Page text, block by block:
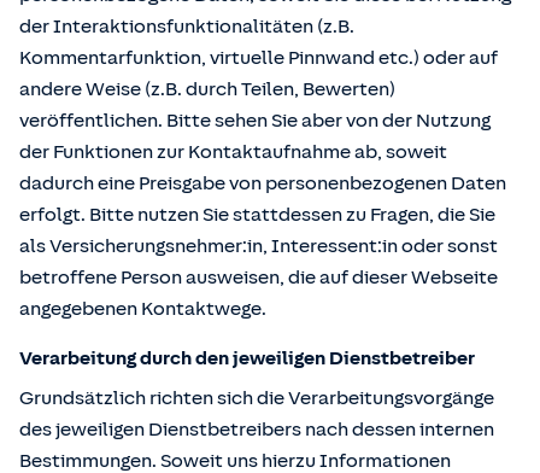
der Interaktionsfunktionalitäten (z.B.
Kommentarfunktion, virtuelle Pinnwand etc.) oder auf
andere Weise (z.B. durch Teilen, Bewerten)
veröffentlichen. Bitte sehen Sie aber von der Nutzung
der Funktionen zur Kontaktaufnahme ab, soweit
dadurch eine Preisgabe von personenbezogenen Daten
erfolgt. Bitte nutzen Sie stattdessen zu Fragen, die Sie
als Versicherungsnehmer:in, Interessent:in oder sonst
betroffene Person ausweisen, die auf dieser Webseite
angegebenen Kontaktwege.
Verarbeitung durch den jeweiligen Dienstbetreiber
Grundsätzlich richten sich die Verarbeitungsvorgänge
des jeweiligen Dienstbetreibers nach dessen internen
Bestimmungen. Soweit uns hierzu Informationen